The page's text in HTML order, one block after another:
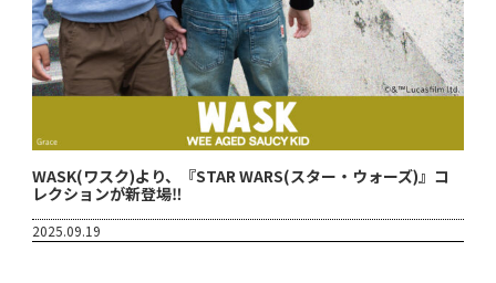
WASK(ワスク)より、『STAR WARS(スター・ウォーズ)』コ
レクションが新登場‼
2025.09.19